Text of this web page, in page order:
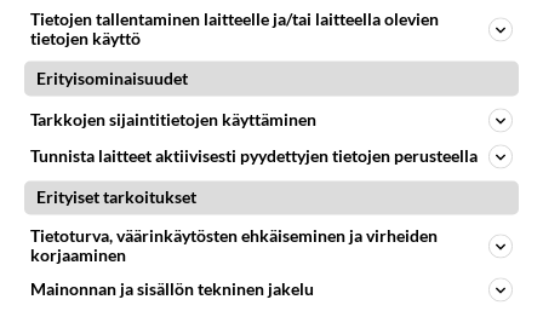
25.08.2025 10:18
BI-SEKSI Vastattu 19pv
Bi romani mies etsii bi seuraa romaneista
35v romani mies etsii bi seuraa romaneista Lyötiskö
täältä kiinnostuneita?...
Tietojen tallentaminen laitteelle ja/tai laitteella olevien
tietojen käyttö
Erityisominaisuudet
Tarkkojen sijaintitietojen käyttäminen
Tunnista laitteet aktiivisesti pyydettyjen tietojen perusteella
Erityiset tarkoitukset
Tietoturva, väärinkäytösten ehkäiseminen ja virheiden
korjaaminen
Mainonnan ja sisällön tekninen jakelu